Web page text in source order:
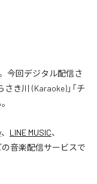
今回デジタル配信さ
さき川 (Karaoke)」「チ
、 LINE MUSIC、
の音楽配信サービスで